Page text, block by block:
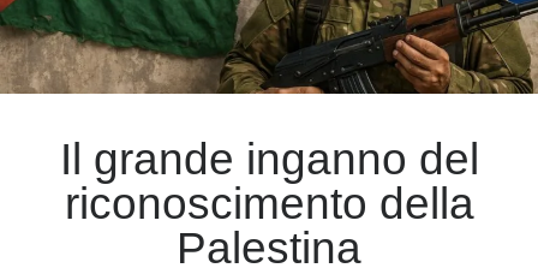
e
l’apologia
che
Il grande inganno del
riconoscimento della
Palestina